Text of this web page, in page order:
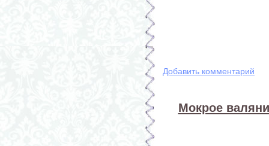
Добавить комментарий
Мокрое